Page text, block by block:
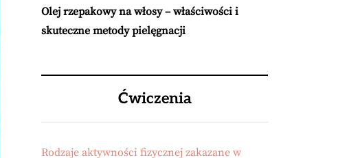
Olej rzepakowy na włosy – właściwości i
skuteczne metody pielęgnacji
Ćwiczenia
Rodzaje aktywności fizycznej zakazane w